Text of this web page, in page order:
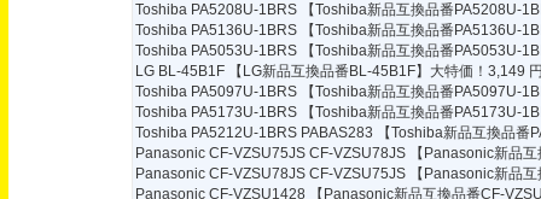
Toshiba PA5208U-1BRS
【Toshiba新品互換品番PA5208U-
Toshiba PA5136U-1BRS
【Toshiba新品互換品番PA5136U-
Toshiba PA5053U-1BRS
【Toshiba新品互換品番PA5053U-
LG BL-45B1F
【LG新品互換品番BL-45B1F】大特価！3,149
Toshiba PA5097U-1BRS
【Toshiba新品互換品番PA5097U-
Toshiba PA5173U-1BRS
【Toshiba新品互換品番PA5173U-
Toshiba PA5212U-1BRS PABAS283
【Toshiba新品互換品
Panasonic CF-VZSU75JS CF-VZSU78JS
【Panasonic新品
Panasonic CF-VZSU78JS CF-VZSU75JS
【Panasonic新品
Panasonic CF-VZSU1428
【Panasonic新品互換品番CF-